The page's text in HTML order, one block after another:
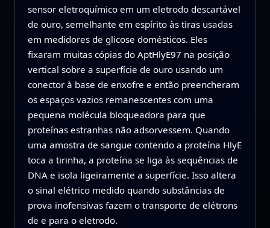
sensor eletroquímico em um eletrodo descartável
de ouro, semelhante em espírito às tiras usadas
em medidores de glicose domésticos. Eles
fixaram muitas cópias do AptHlyE97 na posição
vertical sobre a superfície de ouro usando um
conector à base de enxofre e então preencheram
os espaços vazios remanescentes com uma
pequena molécula bloqueadora para que
proteínas estranhas não adsorvessem. Quando
uma amostra de sangue contendo a proteína HlyE
toca a tirinha, a proteína se liga às sequências de
DNA e isola ligeiramente a superfície. Isso altera
o sinal elétrico medido quando substâncias de
prova inofensivas fazem o transporte de elétrons
de e para o eletrodo.